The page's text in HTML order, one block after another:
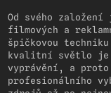
Od svého
filmových a
špičkovou
kvalitní světlo je
vyprávění, a
profesionálního